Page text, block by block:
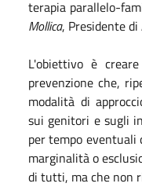
terapia parallelo-
Mollica, Presidente di
L'obiettivo è
prevenzione che,
modalità di
sui genitori e sugli
per tempo eventuali
marginalità o
di tutti, ma che non